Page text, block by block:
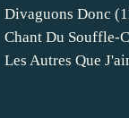
Divaguons Donc
Chant Du Souffle-
Les Autres Que